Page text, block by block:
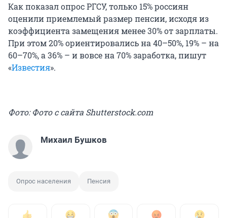
Как показал опрос РГСУ, только 15% россиян
оценили приемлемый размер пенсии, исходя из
коэффициента замещения менее 30% от зарплаты.
При этом 20% ориентировались на 40–50%, 19% – на
60–70%, а 36% – и вовсе на 70% заработка, пишут
«Известия».
Фото: Фото с сайта Shutterstock.com
Михаил Бушков
Опрос населения Пенсия